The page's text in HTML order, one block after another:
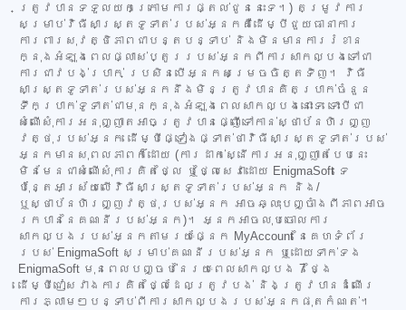
ត្រូវបានទទួលយកក្រោមការផ្តល់ជូននេះទេ។) តម្រូវការ
សម្រាប់វិធីសាស្ត្រទូទាត់របស់អ្នកគឺដើម្បីជួយធានាការ
ការពារសុវត្ថិភាពជាបន្តបន្ទាប់ និងមិនមានការរំខាន
ក្នុងអំឡុងពេលផ្លាស់ប្តូររបស់អ្នកពីការសាកល្បងទៅជា
ការជាវបង់ប្រាក់ ប្រសិនបើអ្នកសម្រេចចិត្តទិញ។ វិធី
សាស្ត្រទូទាត់របស់អ្នកនឹងមិនត្រូវបានគិតប្រាក់ចំនួន
ទឹកប្រាក់ទូទាត់ជាមុនក្នុងអំឡុងពេលសាកល្បងនោះទេ ទោះបីជា
សំណើសុំការអនុញ្ញាតអាចត្រូវបានផ្ញើទៅកាន់ស្ថាប័នហិរញ្ញ
វត្ថុរបស់អ្នក ដើម្បីផ្ទៀងផ្ទាត់ថាវិធីសាស្ត្រទូទាត់របស់
អ្នកមានសុពលភាពក៏ដោយ (ការដាក់ស្នើការអនុញ្ញាតបែបនេះ
មិនមែនជាសំណើសុំការគិតថ្លៃ ឬថ្លៃសេវាដោយ EnigmaSoft ទេ
ប៉ុន្តែអាស្រ័យលើវិធីសាស្ត្រទូទាត់របស់អ្នក និង/
ឬស្ថាប័នហិរញ្ញវត្ថុរបស់អ្នក អាចឆ្លុះបញ្ចាំងពីភាពអាច
រកបាននៃគណនីរបស់អ្នក)។ អ្នកអាចលុបចោលការ
សាកល្បងរបស់អ្នកតាមរយៈផ្នែក MyAccount នៃគេហទំព័រ
របស់ EnigmaSoft សម្រាប់គណនីរបស់អ្នក ឬដោយទាក់ទង
EnigmaSoft មុនពេលបញ្ចប់នៃរយៈពេលសាកល្បង 7 ថ្ងៃ
ដើម្បីជៀសវាងការគិតថ្លៃដែលត្រូវបង់ និងត្រូវបានដំណើរ
ការភ្លាមៗបន្ទាប់ពីការសាកល្បងរបស់អ្នកផុតកំណត់។